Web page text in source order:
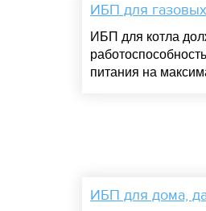
ИБП для
ИБП для котла
питания на
ИБП для дома,